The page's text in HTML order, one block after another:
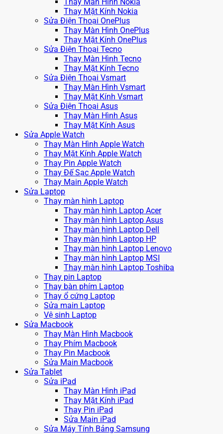
Thay Màn Hình Nokia
Thay Mặt Kính Nokia
Sửa Điện Thoại OnePlus
Thay Màn Hình OnePlus
Thay Mặt Kính OnePlus
Sửa Điện Thoại Tecno
Thay Màn Hình Tecno
Thay Mặt Kính Tecno
Sửa Điện Thoại Vsmart
Thay Màn Hình Vsmart
Thay Mặt Kính Vsmart
Sửa Điện Thoại Asus
Thay Màn Hình Asus
Thay Mặt Kính Asus
Sửa Apple Watch
Thay Màn Hình Apple Watch
Thay Mặt Kính Apple Watch
Thay Pin Apple Watch
Thay Đế Sạc Apple Watch
Thay Main Apple Watch
Sửa Laptop
Thay màn hình Laptop
Thay màn hình Laptop Acer
Thay màn hình Laptop Asus
Thay màn hình Laptop Dell
Thay màn hình Laptop HP
Thay màn hình Laptop Lenovo
Thay màn hình Laptop MSI
Thay màn hình Laptop Toshiba
Thay pin Laptop
Thay bàn phím Laptop
Thay ổ cứng Laptop
Sửa main Laptop
Vệ sinh Laptop
Sửa Macbook
Thay Màn Hình Macbook
Thay Phím Macbook
Thay Pin Macbook
Sửa Main Macbook
Sửa Tablet
Sửa iPad
Thay Màn Hình iPad
Thay Mặt Kính iPad
Thay Pin iPad
Sửa Main iPad
Sửa Máy Tính Bảng Samsung